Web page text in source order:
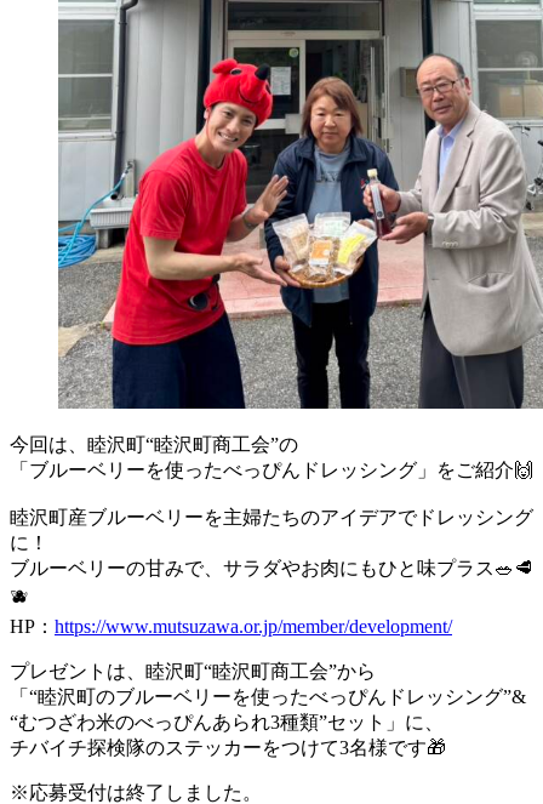
今回は、睦沢町“睦沢町商工会”の
「ブルーベリーを使ったべっぴんドレッシング」をご紹介🙌
睦沢町産ブルーベリーを主婦たちのアイデアでドレッシング
に！
ブルーベリーの甘みで、サラダやお肉にもひと味プラス🥗🥩
🫐
HP： https://www.mutsuzawa.or.jp/member/development/
プレゼントは、睦沢町“睦沢町商工会”から
「“睦沢町のブルーベリーを使ったべっぴんドレッシング”&
“むつざわ米のべっぴんあられ3種類”セット」に、
チバイチ探検隊のステッカーをつけて3名様です🎁
※応募受付は終了しました。